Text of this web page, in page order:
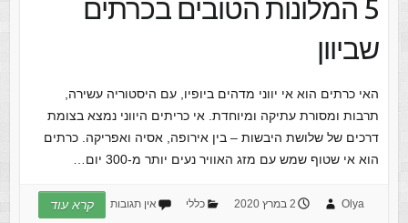
5 המלונות הטובים בכרתים
שביוון
האי כרתים הוא אי יווני מדהים ביופיו, עם היסטוריה עשירה,
תרבות ומסורת עתיקה ומיוחדת. אי כריתים היווני נמצא בצומת
דרכים של שלושת היבשות – בין אירופה, אסיה ואפריקה. כרתים
הוא אי שטוף שמש עם מזג האוויר נעים יותר מ-300 יום…
Olya 2 במרץ 2020 כללי אין תגובות קרא עוד